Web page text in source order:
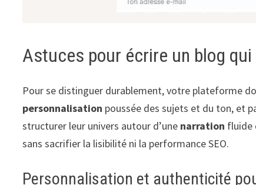
Astuces pour écrire un blog
Pour se distinguer durablement, votre plateforme
personnalisation poussée des sujets et du ton, et
structurer leur univers autour d’une narration fluide
sans sacrifier la lisibilité ni la performance SEO.
Personnalisation et authenticité